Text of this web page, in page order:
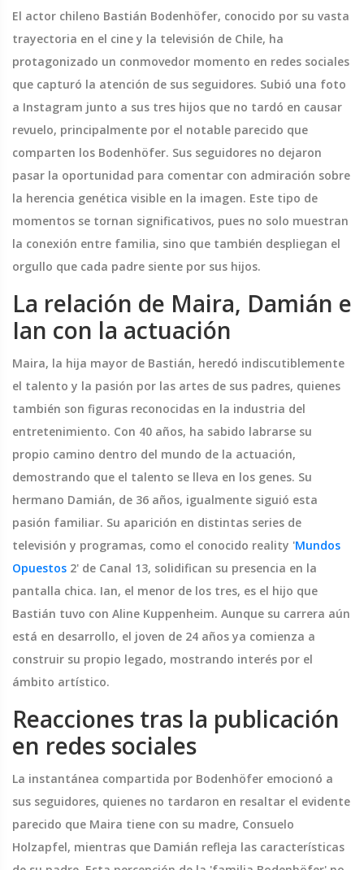
El actor chileno Bastián Bodenhöfer, conocido por su vasta
trayectoria en el cine y la televisión de Chile, ha
protagonizado un conmovedor momento en redes sociales
que capturó la atención de sus seguidores. Subió una foto
a Instagram junto a sus tres hijos que no tardó en causar
revuelo, principalmente por el notable parecido que
comparten los Bodenhöfer. Sus seguidores no dejaron
pasar la oportunidad para comentar con admiración sobre
la herencia genética visible en la imagen. Este tipo de
momentos se tornan significativos, pues no solo muestran
la conexión entre familia, sino que también despliegan el
orgullo que cada padre siente por sus hijos.
La relación de Maira, Damián e
Ian con la actuación
Maira, la hija mayor de Bastián, heredó indiscutiblemente
el talento y la pasión por las artes de sus padres, quienes
también son figuras reconocidas en la industria del
entretenimiento. Con 40 años, ha sabido labrarse su
propio camino dentro del mundo de la actuación,
demostrando que el talento se lleva en los genes. Su
hermano Damián, de 36 años, igualmente siguió esta
pasión familiar. Su aparición en distintas series de
televisión y programas, como el conocido reality 'Mundos
Opuestos 2' de Canal 13, solidifican su presencia en la
pantalla chica. Ian, el menor de los tres, es el hijo que
Bastián tuvo con Aline Kuppenheim. Aunque su carrera aún
está en desarrollo, el joven de 24 años ya comienza a
construir su propio legado, mostrando interés por el
ámbito artístico.
Reacciones tras la publicación
en redes sociales
La instantánea compartida por Bodenhöfer emocionó a
sus seguidores, quienes no tardaron en resaltar el evidente
parecido que Maira tiene con su madre, Consuelo
Holzapfel, mientras que Damián refleja las características